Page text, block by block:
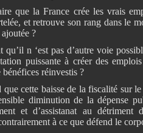
que la France crée les vrais
et retrouve son rang dans le
?
qu’il n ‘est pas d’autre voie
puissante à créer des
réinvestis ?
cette baisse de la fiscalité sur
diminution de la dépense
et d’assistanat au
à ce que défend le